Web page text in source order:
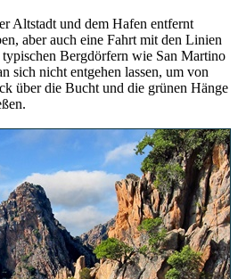
Altstadt und dem Hafen entfernt
aber auch eine Fahrt mit den Linien
typischen Bergdörfern wie San Martino
sich nicht entgehen lassen, um von
über die Bucht und die grünen Hänge